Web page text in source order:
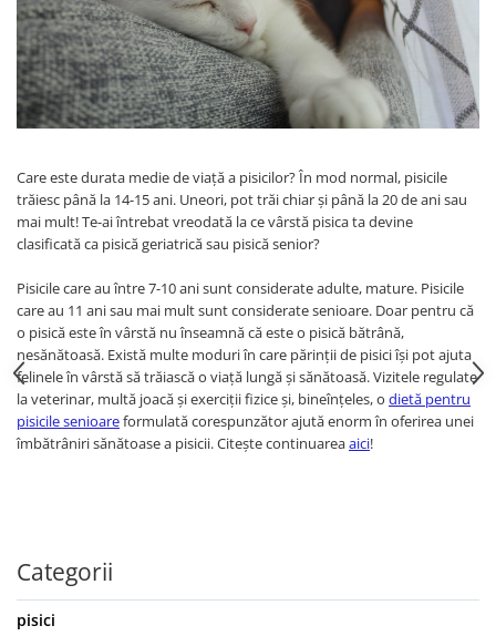
Care este durata medie de viață a pisicilor? În mod normal, pisicile
trăiesc până la 14-15 ani. Uneori, pot trăi chiar și până la 20 de ani sau
mai mult! Te-ai întrebat vreodată la ce vârstă pisica ta devine
clasificată ca pisică geriatrică sau pisică senior?
Pisicile care au între 7-10 ani sunt considerate adulte, mature. Pisicile
care au 11 ani sau mai mult sunt considerate senioare. Doar pentru că
o pisică este în vârstă nu înseamnă că este o pisică bătrână,
nesănătoasă. Există multe moduri în care părinții de pisici își pot ajuta
felinele în vârstă să trăiască o viață lungă și sănătoasă. Vizitele regulate
la veterinar, multă joacă și exerciții fizice și, bineînțeles, o dietă pentru
pisicile senioareformulată corespunzător ajută enorm în oferirea unei
îmbătrâniri sănătoase a pisicii. Citește continuareaaici!
Categorii
pisici